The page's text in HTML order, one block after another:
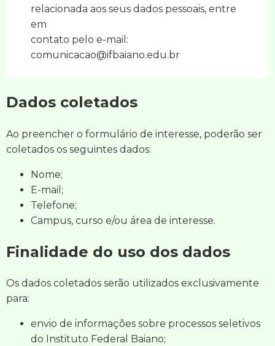
relacionada aos seus dados pessoais, entre
em
contato pelo e-mail:
comunicacao@ifbaiano.edu.br
Dados coletados
Ao preencher o formulário de interesse, poderão ser
coletados os seguintes dados:
Nome;
E-mail;
Telefone;
Campus, curso e/ou área de interesse.
Finalidade do uso dos dados
Os dados coletados serão utilizados exclusivamente
para:
envio de informações sobre processos seletivos
do Instituto Federal Baiano;